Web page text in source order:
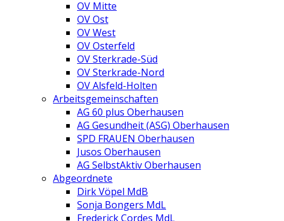
OV Mitte
OV Ost
OV West
OV Osterfeld
OV Sterkrade-Süd
OV Sterkrade-Nord
OV Alsfeld-Holten
Arbeitsgemeinschaften
AG 60 plus Oberhausen
AG Gesundheit (ASG) Oberhausen
SPD FRAUEN Oberhausen
Jusos Oberhausen
AG SelbstAktiv Oberhausen
Abgeordnete
Dirk Vöpel MdB
Sonja Bongers MdL
Frederick Cordes MdL